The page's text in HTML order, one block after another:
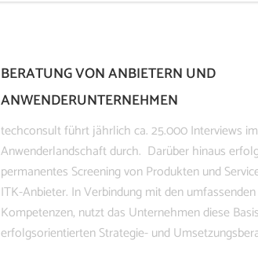
BERATUNG VON ANBIETERN UND
ANWENDERUNTERNEHMEN
techconsult führt jährlich ca. 25.000 Interviews
Anwenderlandschaft durch. Darüber hinaus
permanentes Screening von Produkten und
ITK-Anbieter. In Verbindung mit den
Kompetenzen, nutzt das Unternehmen diese
erfolgsorientierten Strategie- und